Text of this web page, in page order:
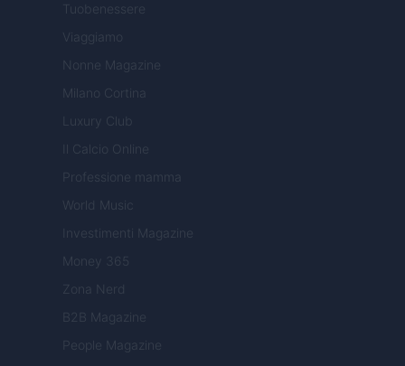
Tuobenessere
Viaggiamo
Nonne Magazine
Milano Cortina
Luxury Club
Il Calcio Online
Professione mamma
World Music
Investimenti Magazine
Money 365
Zona Nerd
B2B Magazine
People Magazine